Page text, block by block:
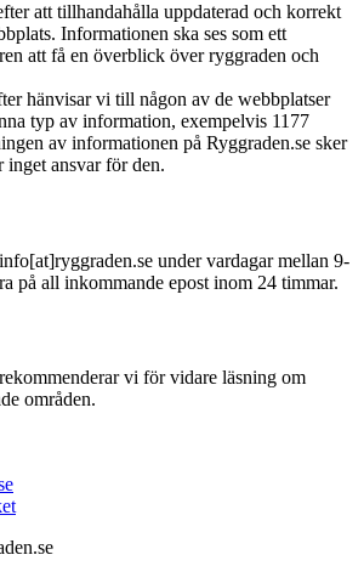
att tillhandahålla uppdaterad och korrekt
Informationen ska ses som ett
att få en överblick över ryggraden och
hänvisar vi till någon av de webbplatser
typ av information, exempelvis 1177
av informationen på Ryggraden.se sker
inget ansvar för den.
under vardagar mellan 9-
på all inkommande epost inom 24 timmar.
vi för vidare läsning om
områden.